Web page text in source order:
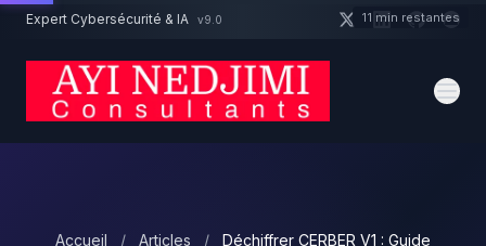
Aller au contenu principal
Expert Cybersécurité & IA v9.0
Accueil / Articles /
Déchiffrer CERBER V1 : Guide
Un projet cybersécurité ? 11 min restantes